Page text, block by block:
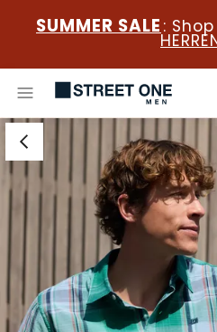
SUMMER SALE :